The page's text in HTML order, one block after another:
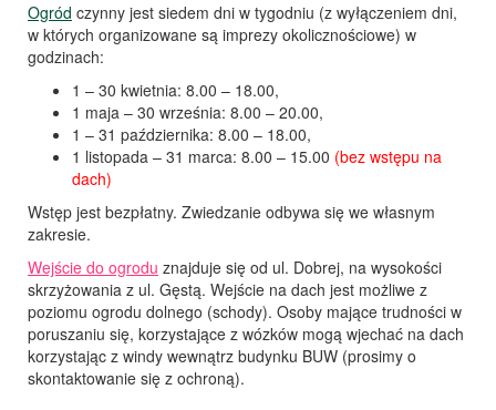
Ogród czynny jest siedem dni w tygodniu (z wyłączeniem dni,
w których organizowane są imprezy okolicznościowe) w
godzinach:
1 – 30 kwietnia: 8.00 – 18.00,
1 maja – 30 września: 8.00 – 20.00,
1 – 31 października: 8.00 – 18.00,
1 listopada – 31 marca: 8.00 – 15.00 (bez wstępu na
dach)
Wstęp jest bezpłatny. Zwiedzanie odbywa się we własnym
zakresie.
Wejście do ogrodu znajduje się od ul. Dobrej, na wysokości
skrzyżowania z ul. Gęstą. Wejście na dach jest możliwe z
poziomu ogrodu dolnego (schody). Osoby mające trudności w
poruszaniu się, korzystające z wózków mogą wjechać na dach
korzystając z windy wewnątrz budynku BUW (prosimy o
skontaktowanie się z ochroną).